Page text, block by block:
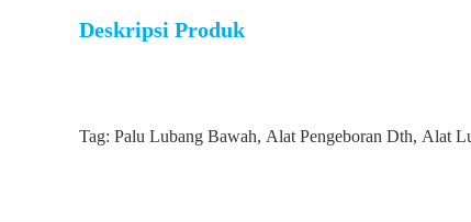
Deskripsi Produk
Tag: Palu Lubang Bawah, Alat Pengeboran Dth, Alat